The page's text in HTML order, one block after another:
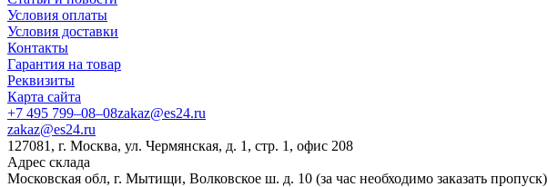
Условия оплаты
Условия доставки
Контакты
Гарантия на товар
Реквизиты
Карта сайта
+7 495 799–08–08zakaz@es24.ru
zakaz@es24.ru
127081, г. Москва, ул. Чермянская, д. 1, стр. 1, офис 208
Адрес склада
Московская обл, г. Мытищи, Волковское ш. д. 10 (за час необходимо заказать пропуск)